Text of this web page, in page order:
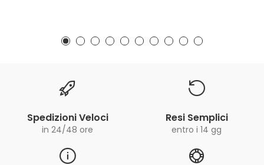
Spedizioni Veloci
in 24/48 ore
Resi Semplici
entro i 14 gg